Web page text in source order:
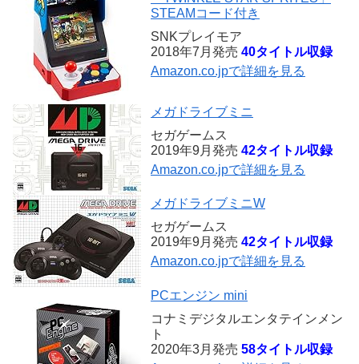
STEAMコード付き
SNKプレイモア
2018年7月発売 40タイトル収録
Amazon.co.jpで詳細を見る
メガドライブミニ
セガゲームス
2019年9月発売 42タイトル収録
Amazon.co.jpで詳細を見る
メガドライブミニW
セガゲームス
2019年9月発売 42タイトル収録
Amazon.co.jpで詳細を見る
PCエンジン mini
コナミデジタルエンタテインメン
ト
2020年3月発売 58タイトル収録